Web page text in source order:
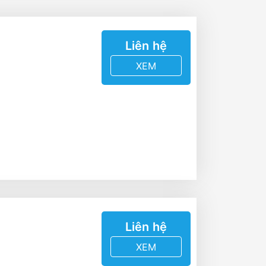
Liên hệ
XEM
Liên hệ
XEM